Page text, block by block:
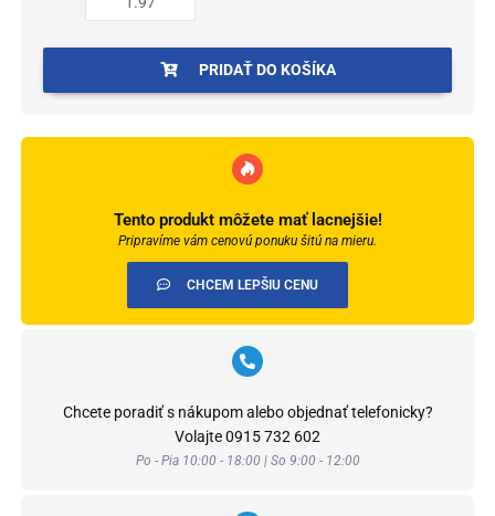
AC4/32
1-
PRIDAŤ DO KOŠÍKA
Tento produkt môžete mať lacnejšie!
Pripravíme vám cenovú ponuku šitú na mieru.
CHCEM LEPŠIU CENU
Chcete poradiť s nákupom alebo objednať telefonicky?
Volajte0915 732 602
Po - Pia 10:00 - 18:00 | So 9:00 - 12:00